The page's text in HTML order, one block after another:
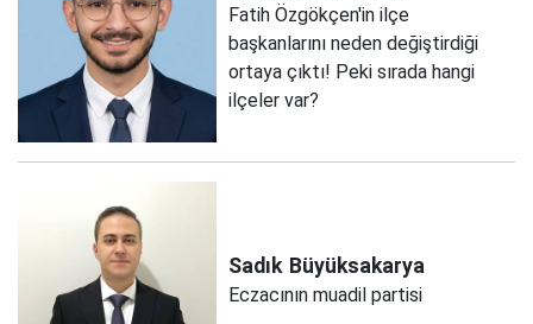
Fatih Özgökçen'in ilçe
başkanlarını neden değiştirdiği
ortaya çıktı! Peki sırada hangi
ilçeler var?
Sadık Büyüksakarya
Eczacının muadil partisi